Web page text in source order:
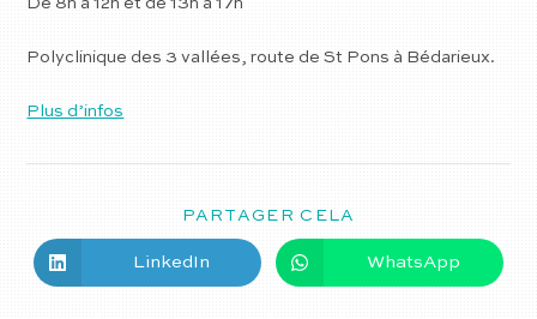
Polyclinique des 3 vallées, route de St Pons à Bédarieux.
Plus d’infos
PARTAGER CELA
LinkedIn WhatsApp